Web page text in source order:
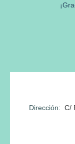
Dirección: C/